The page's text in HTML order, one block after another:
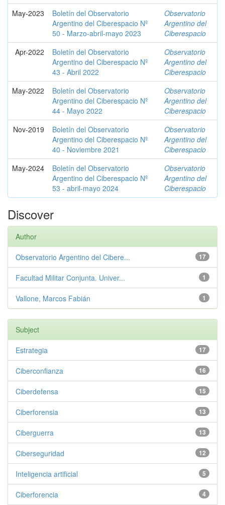
May-2023
Boletín del Observatorio
Argentino del Ciberespacio Nº
50 - Marzo-abril-mayo 2023
Observatorio
Argentino del
Ciberespacio
Apr-2022
Boletín del Observatorio
Argentino del Ciberespacio Nº
43 - Abril 2022
Observatorio
Argentino del
Ciberespacio
May-2022
Boletín del Observatorio
Argentino del Ciberespacio Nº
44 - Mayo 2022
Observatorio
Argentino del
Ciberespacio
Nov-2019
Boletín del Observatorio
Argentino del Ciberespacio Nº
40 - Noviembre 2021
Observatorio
Argentino del
Ciberespacio
May-2024
Boletín del Observatorio
Argentino del Ciberespacio Nº
53 - abril-mayo 2024
Observatorio
Argentino del
Ciberespacio
Discover
Author
17
Observatorio Argentino del Cibere...
1
Facultad Militar Conjunta. Univer...
1
Vallone, Marcos Fabián
Subject
17
Estrategia
16
Ciberconfianza
15
Ciberdefensa
13
Ciberforensia
13
Ciberguerra
12
Ciberseguridad
5
Inteligencia artificial
4
Ciberforencia